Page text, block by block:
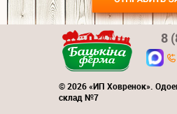
© 2026 «ИП Ховренок».
склад №7
8